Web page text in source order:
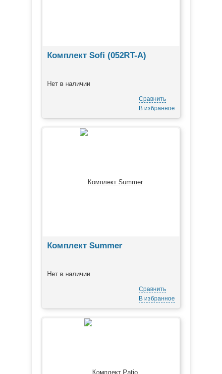
Комплект Sofi (052RT-A)
Нет в наличии
Сравнить
В избранное
Комплект Summer
Нет в наличии
Сравнить
В избранное